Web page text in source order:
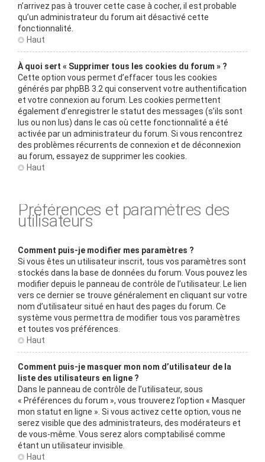
n’arrivez pas à trouver cette case à cocher, il est probable
qu’un administrateur du forum ait désactivé cette
fonctionnalité.
Haut
À quoi sert « Supprimer tous les cookies du forum » ?
Cette option vous permet d’effacer tous les cookies
générés par phpBB 3.2 qui conservent votre authentification
et votre connexion au forum. Les cookies permettent
également d’enregistrer le statut des messages (s’ils sont
lus ou non lus) dans le cas où cette fonctionnalité a été
activée par un administrateur du forum. Si vous rencontrez
des problèmes récurrents de connexion et de déconnexion
au forum, essayez de supprimer les cookies.
Haut
Préférences et paramètres des
utilisateurs
Comment puis-je modifier mes paramètres ?
Si vous êtes un utilisateur inscrit, tous vos paramètres sont
stockés dans la base de données du forum. Vous pouvez les
modifier depuis le panneau de contrôle de l’utilisateur. Le lien
vers ce dernier se trouve généralement en cliquant sur votre
nom d’utilisateur situé en haut des pages du forum. Ce
système vous permettra de modifier tous vos paramètres
et toutes vos préférences.
Haut
Comment puis-je masquer mon nom d’utilisateur de la
liste des utilisateurs en ligne ?
Dans le panneau de contrôle de l’utilisateur, sous
« Préférences du forum », vous trouverez l’option « Masquer
mon statut en ligne ». Si vous activez cette option, vous ne
serez visible que des administrateurs, des modérateurs et
de vous-même. Vous serez alors comptabilisé comme
étant un utilisateur invisible.
Haut